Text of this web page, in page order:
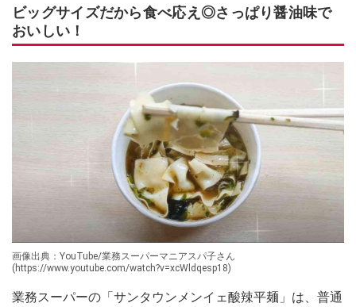
ビッグサイズだから食べ応え◎さっぱり醤油味で
おいしい！
画像出典：YouTube/業務スーパーマニアスパ子さん
(https://www.youtube.com/watch?v=xcWldqesp18)
業務スーパーの「サンタウンメンイェ酸辣平麺」は、普通